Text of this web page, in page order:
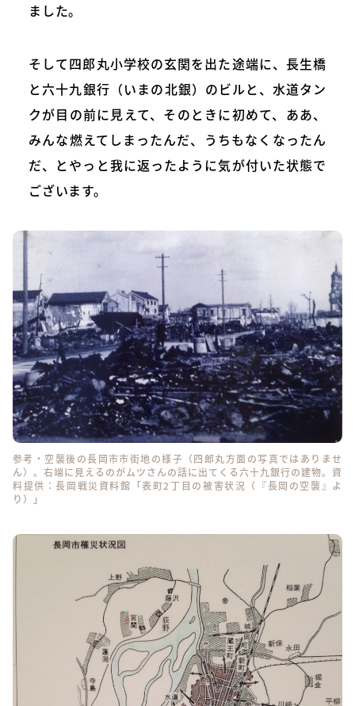
ました。
そして四郎丸小学校の玄関を出た途端に、長生橋
と六十九銀行（いまの北銀）のビルと、水道タン
クが目の前に見えて、そのときに初めて、ああ、
みんな燃えてしまったんだ、うちもなくなったん
だ、とやっと我に返ったように気が付いた状態で
ございます。
参考・空襲後の長岡市市街地の様子（四郎丸方面の写真ではありませ
ん）。右端に見えるのがムツさんの話に出てくる六十九銀行の建物。資
料提供：長岡戦災資料館「表町2丁目の被害状況（『長岡の空襲』よ
り）」